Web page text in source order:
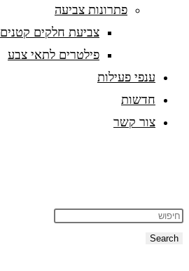
פתרונות צביעה
צביעת חלקים קטנים
פילטרים לתאי צבע
ענפי פעילות
חדשות
צור קשר
Search